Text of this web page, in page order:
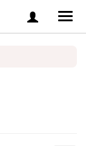
Zaloguj
się